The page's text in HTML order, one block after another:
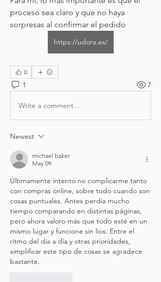
proceso sea claro y que no haya
sorpresas al confirmar el pedido
https://udora.es/
0
1 7
Write a comment...
Newest
michael baker
May 09
Últimamente intento no complicarme tanto
con compras online, sobre todo cuando son
cosas puntuales. Antes perdía mucho
tiempo comparando en distintas páginas,
pero ahora valoro más que todo esté en un
mismo lugar y funcione sin líos. Entre el
ritmo del día a día y otras prioridades,
simplificar este tipo de cosas se agradece
bastante.